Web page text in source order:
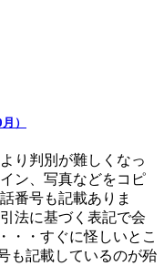
）
り判別が難しくなっ
ン、写真などをコピ
番号も記載ありま
法に基づく表記で会
・・すぐに怪しいとこ
も記載しているのが殆